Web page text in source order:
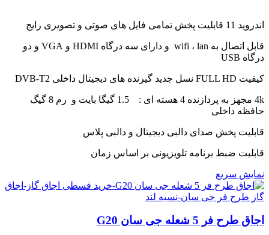
اندروید 11 قابلیت پخش تمامی فایل های صوتی و تصویری رایج
قابل اتصال به wifi ، lan و دارای سه درگاه HDMI و VGA و دو
درگاه USB
کیفیت FULL HD نسل جدید گیرنده های دیجیتال داخلی DVB-T2
4k مجهز به پردازنده 4 هسته ای : 1.5 گیگا بایت و رم 8 گیگ
حافظه داخلی
قابلیت پخش صدای دالبی دیجیتال و دالبی پلاس
قابلیت ضبط برنامه تلویزیونی بر اساس زمان
نمایش سریع
اجاق طرح فر 5 شعله جی سان G20